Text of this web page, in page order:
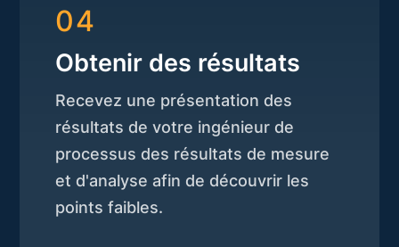
04
Obtenir des résultats
Recevez une présentation des
résultats de votre ingénieur de
processus des résultats de mesure
et d'analyse afin de découvrir les
points faibles.